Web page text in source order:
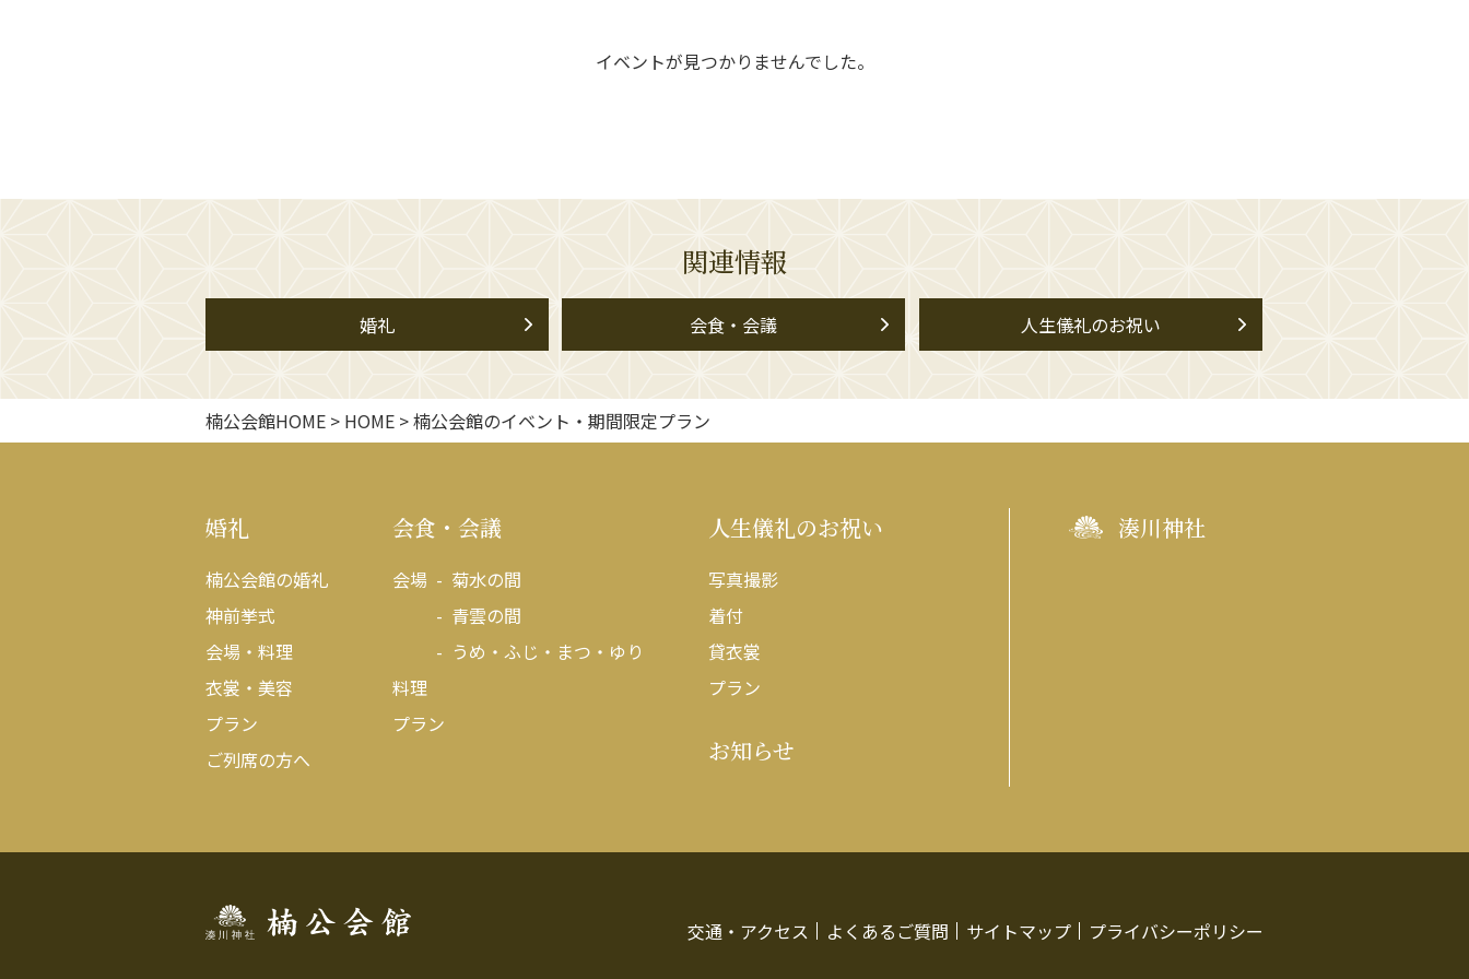
イベントが見つかりませんでした。
関連情報
婚礼 会食・会議 人生儀礼のお祝い
楠公会館HOME > HOME >楠公会館のイベント・期間限定プラン
婚礼
楠公会館の婚礼
神前挙式
会場・料理
衣裳・美容
プラン
ご列席の方へ
会食・会議
会場
菊水の間
青雲の間
うめ・ふじ・まつ・ゆり
料理
プラン
人生儀礼のお祝い
写真撮影
着付
貸衣裳
プラン
お知らせ
湊川神社
交通・アクセス よくあるご質問 サイトマップ プライバシーポリシー